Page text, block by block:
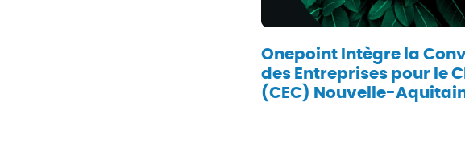
Onepoint Intègre la
des Entreprises pour le
(CEC) Nouvelle-